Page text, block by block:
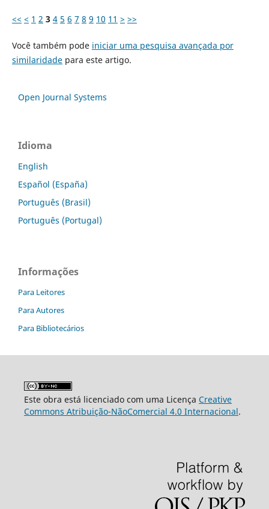
<< < 1 2 3 4 5 6 7 8 9 10 11 > >>
Você também pode iniciar uma pesquisa avançada por
similaridadepara este artigo.
Open Journal Systems
Idioma
English
Español (España)
Português (Brasil)
Português (Portugal)
Informações
Para Leitores
Para Autores
Para Bibliotecários
Este obra está licenciado com uma Licença Creative
Commons Atribuição-NãoComercial 4.0 Internacional.